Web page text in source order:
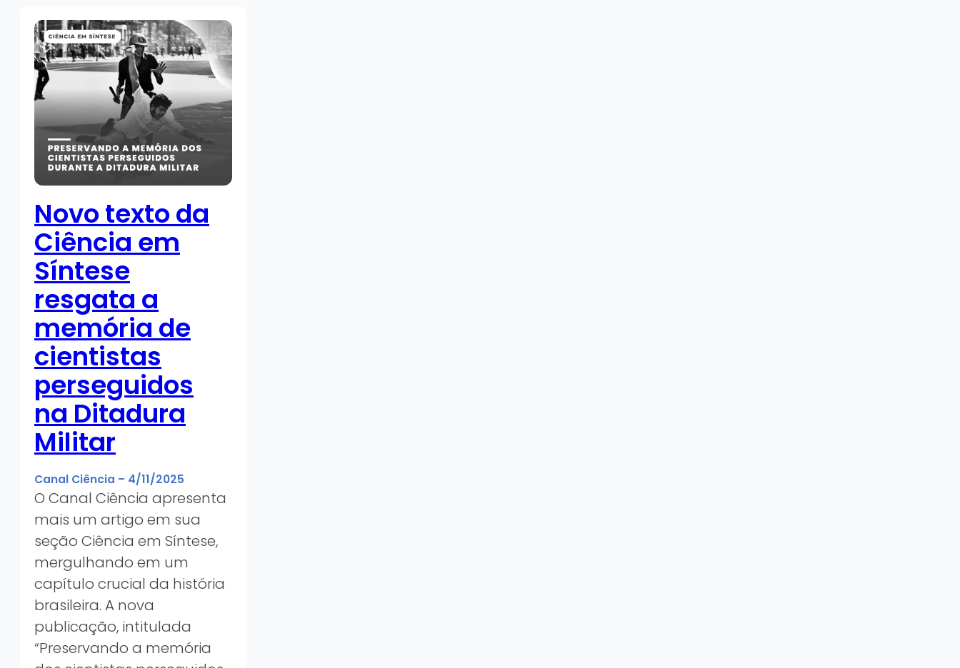
Novo texto da
Ciência em
Síntese
resgata a
memória de
cientistas
perseguidos
na Ditadura
Militar
Canal Ciência – 4/11/2025
O Canal Ciência apresenta
mais um artigo em sua
seção Ciência em Síntese,
mergulhando em um
capítulo crucial da história
brasileira. A nova
publicação, intitulada
“Preservando a memória